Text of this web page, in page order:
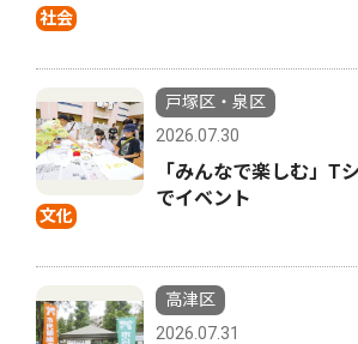
社会
文化
戸塚区・泉区
2026.07.30
「みんなで楽しむ」
でイベント
高津区
2026.07.31